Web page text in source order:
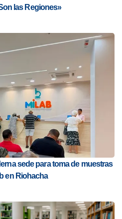
las Regiones»
sede para toma de muestras
en Riohacha